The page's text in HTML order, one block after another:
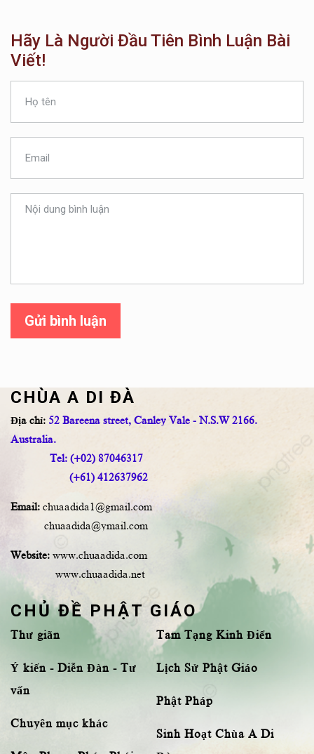
Hãy Là Người Đầu Tiên Bình Luận Bài
Viết!
Gửi bình luận
CHÙA A DI ĐÀ
Địa chỉ: 52 Bareena street, Canley Vale - N.S.W 2166.
Australia.
Tel: (+02) 87046317
(+61) 412637962
Email: chuaadida1@gmail.com
chuaadida@ymail.com
Website: www.chuaadida.com
www.chuaadida.net
CHỦ ĐỀ PHẬT GIÁO
Thư giãn
Ý kiến - Diễn Đàn - Tư
vấn
Chuyên mục khác
Tam Tạng Kinh Điển
Lịch Sử Phật Giáo
Phật Pháp
Sinh Hoạt Chùa A Di